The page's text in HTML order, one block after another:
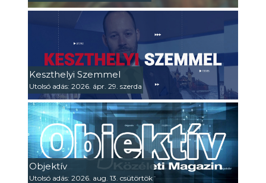
Keszthelyi Szemmel
Utolsó adás: 2026. ápr. 29. szerda
Objektív
Utolsó adás: 2026. aug. 13. csütörtök